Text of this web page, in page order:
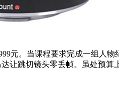
元。当课程要求完成一组
让跳切镜头零丢帧。虽处预